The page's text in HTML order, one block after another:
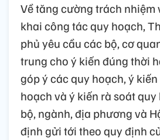
Về tăng cường trách nhiệm
khai công tác quy hoạch,
phủ yêu cầu các bộ, cơ
trung cho ý kiến đúng thời
góp ý các quy hoạch, ý
hoạch và ý kiến rà soát
bộ, ngành, địa phương và
định gửi tới theo quy định